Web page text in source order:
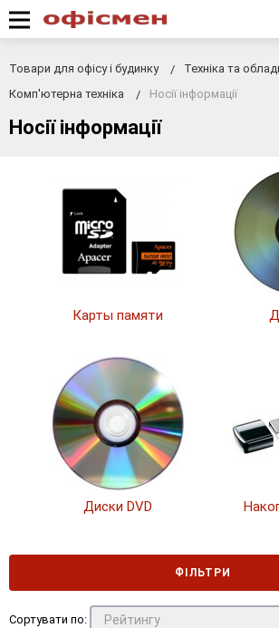
Товари для офісу і будинку
Техніка та
Комп'ютерна техніка
Носії інформації
Носії інформації
Карты памяти
Диски DVD
ФІЛЬТРИ
Сортувати по: